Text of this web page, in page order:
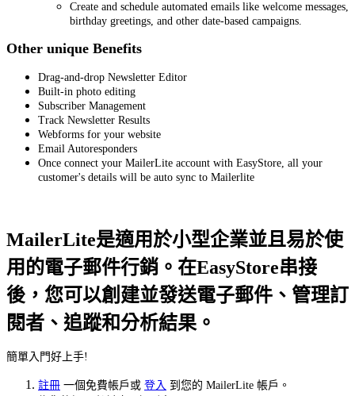
Create and schedule automated emails like welcome messages,
birthday greetings, and other date-based campaigns.
Other unique Benefits
Drag-and-drop Newsletter Editor
Built-in photo editing
Subscriber Management
Track Newsletter Results
Webforms for your website
Email Autoresponders
Once connect your MailerLite account with EasyStore, all your
customer's details will be auto sync to Mailerlite
MailerLite是適用於小型企業並且易於使
用的電子郵件行銷。在EasyStore串接
後，您可以創建並發送電子郵件、管理訂
閱者、追蹤和分析結果。
簡單入門好上手!
註冊 一個免費帳戶或 登入 到您的 MailerLite 帳戶。